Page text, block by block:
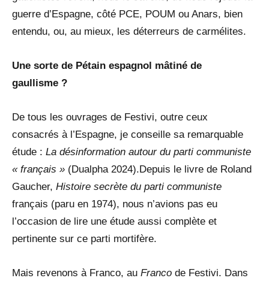
guerre d’Espagne, côté PCE, POUM ou Anars, bien
entendu, ou, au mieux, les déterreurs de carmélites.
Une sorte de Pétain espagnol mâtiné de
gaullisme ?
De tous les ouvrages de Festivi, outre ceux
consacrés à l’Espagne, je conseille sa remarquable
étude : La désinformation autour du parti communiste
« français » (Dualpha 2024).Depuis le livre de Roland
Gaucher, Histoire secrète du parti communiste
français (paru en 1974), nous n’avions pas eu
l’occasion de lire une étude aussi complète et
pertinente sur ce parti mortifère.
Mais revenons à Franco, au Franco de Festivi. Dans